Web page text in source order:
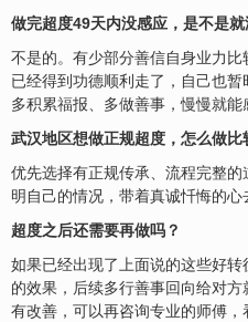
做完超度49天内没感应，是不是就
不是的。有少部分善信自身业力
已经得到功德顺利走了，自己也暂
多积累福报、多做善事，慢慢就能
武汉地区想做正规超度，怎么做比
优先选择有正规传承、流程完整
明自己的情况，带着真诚忏悔的心
超度之后还需要再做吗？
如果已经出现了上面说的这些好
的效果，后续多行善事回向给对
有改善，可以再咨询专业的师傅，